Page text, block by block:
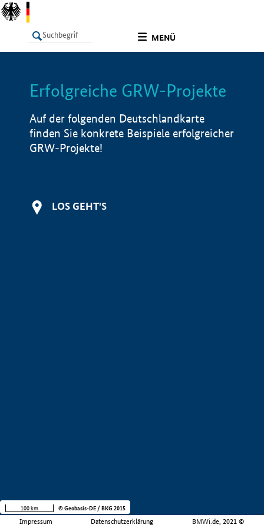
MENÜ
LISTE Info
Erfolgreiche GRW-Projekte
Auf der folgenden Deutschlandkarte
finden Sie konkrete Beispiele erfolgreicher
GRW-Projekte!
LOS GEHT'S
Impressum Datenschutzerklärung BMWi.de, 2021 ©
100 km © Geobasis-DE / BKG 2015